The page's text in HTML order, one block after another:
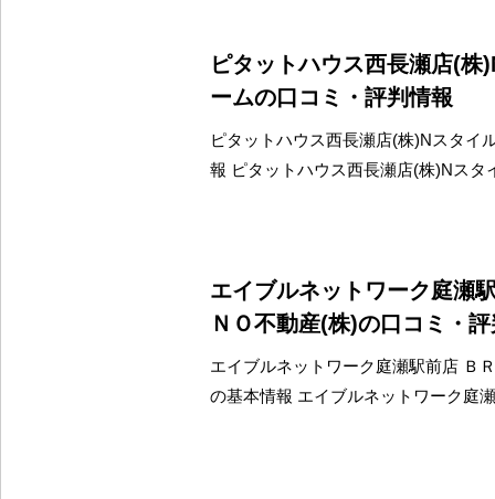
ピタットハウス西長瀬店(株
ームの口コミ・評判情報
ピタットハウス西長瀬店(株)Nスタイ
報 ピタットハウス西長瀬店(株)Nスタ
エイブルネットワーク庭瀬
ＮＯ不動産(株)の口コミ・
エイブルネットワーク庭瀬駅前店 Ｂ
の基本情報 エイブルネットワーク庭